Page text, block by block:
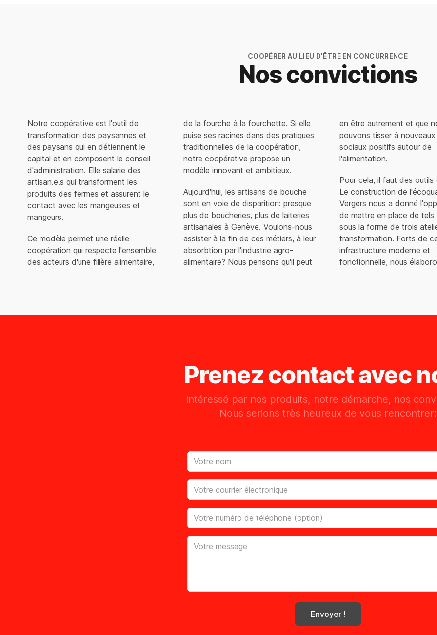
COOPÉRER AU LIEU D'ÊTRE EN CONCURRENCE
Nos convictions
Notre coopérative est l'outil de
transformation des paysannes et
des paysans qui en détiennent le
capital et en composent le conseil
d'administration. Elle salarie des
artisan.e.s qui transforment les
produits des fermes et assurent le
contact avec les mangeuses et
mangeurs.
Ce modèle permet une réelle
coopération qui respecte l'ensemble
des acteurs d'une filière alimentaire,
de la fourche à la fourchette. Si elle
puise ses racines dans des pratiques
traditionnelles de la coopération,
notre coopérative propose un
modèle innovant et ambitieux.
Aujourd'hui, les artisans de bouche
sont en voie de disparition: presque
plus de boucheries, plus de laiteries
artisanales à Genève. Voulons-nous
assister à la fin de ces métiers, à leur
absorbtion par l'industrie agro-
alimentaire? Nous pensons qu'il peut
en être autrement et que
pouvons tisser à
sociaux positifs autour de
l'alimentation.
Pour cela, il faut des outils
Le construction de
Vergers nous a donné
de mettre en place de tels
sous la forme de trois
transformation. Forts de
infrastructure moderne et
fonctionnelle, nous
Prenez contact avec
Intéressé par nos produits, notre démarche, nos
Nous serions très heureux de vous rencontrer:
Envoyer !